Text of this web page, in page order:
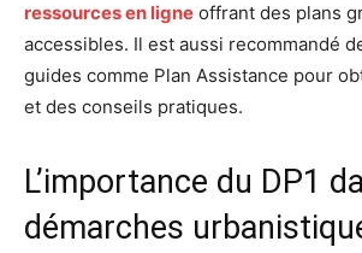
ressources en ligne offrant des plans
accessibles. Il est aussi recommandé
guides comme Plan Assistance pour
et des conseils pratiques.
L’importance du DP1
démarches